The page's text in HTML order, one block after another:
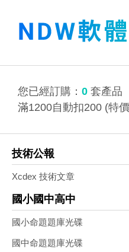
您已經訂購： 0 套產品
滿1200自動扣200 (特
技術公報
Xcdex 技術文章
國小國中高中
國小命題題庫光碟
國中命題題庫光碟